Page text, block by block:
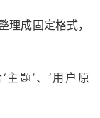
理成固定格式，
题’、‘用户原